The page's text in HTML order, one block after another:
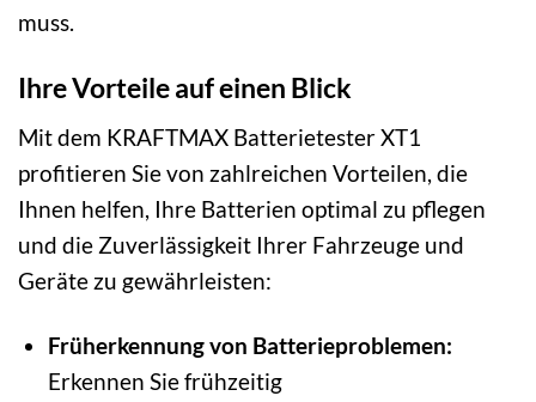
muss.
Ihre Vorteile auf einen Blick
Mit dem KRAFTMAX Batterietester XT1
profitieren Sie von zahlreichen Vorteilen, die
Ihnen helfen, Ihre Batterien optimal zu pflegen
und die Zuverlässigkeit Ihrer Fahrzeuge und
Geräte zu gewährleisten:
Früherkennung von Batterieproblemen:
Erkennen Sie frühzeitig